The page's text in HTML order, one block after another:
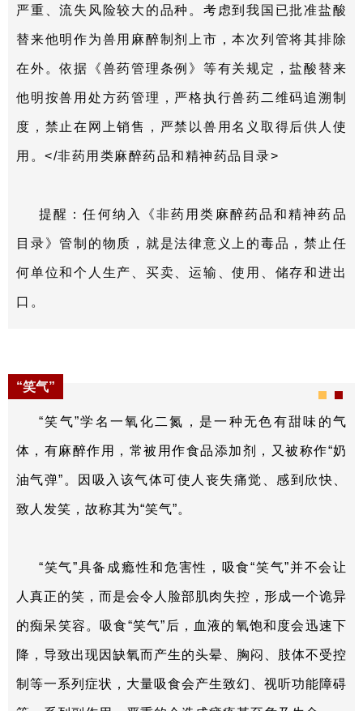
严重、流失风险较大的品种。考虑到我国已批准盐酸
替来他明作为兽用麻醉制剂上市，本次列管将其排除
在外。依据《兽药管理条例》等有关规定，盐酸替来
他明按兽用处方药管理，严格执行兽药二维码追溯制
度，禁止在网上销售，严禁以兽用名义取得后供人使
用。</非药用类麻醉药品和精神药品目录>
提醒：任何纳入《非药用类麻醉药品和精神药品
目录》管制的物质，就是法律意义上的毒品，禁止任
何单位和个人生产、买卖、运输、使用、储存和进出
口。
“笑气”
“笑气”学名一氧化二氮，是一种无色有甜味的气
体，有麻醉作用，常被用作食品添加剂，又被称作“奶
油气弹”。因吸入该气体可使人丧失痛觉、感到欣快、
致人发笑，故称其为“笑气”。
“笑气”具备成瘾性和危害性，吸食“笑气”并不会让
人真正的笑，而是会令人脸部肌肉失控，形成一个诡异
的痴呆笑容。吸食“笑气”后，血液的氧饱和度会迅速下
降，导致出现因缺氧而产生的头晕、胸闷、肢体不受控
制等一系列症状，大量吸食会产生致幻、视听功能障碍